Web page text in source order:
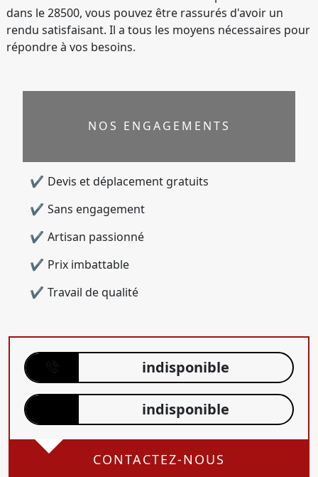
dans le 28500, vous pouvez être rassurés d'avoir un
rendu satisfaisant. Il a tous les moyens nécessaires pour
répondre à vos besoins.
NOS ENGAGEMENTS
Devis et déplacement gratuits
Sans engagement
Artisan passionné
Prix imbattable
Travail de qualité
indisponible
indisponible
CONTACTEZ-NOUS